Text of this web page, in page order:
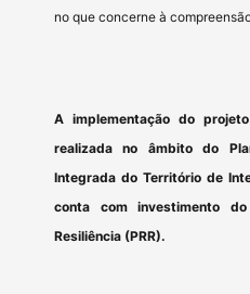
no que concerne à
A implementação do
realizada no âmbito do
Integrada do Território de
conta com investimento
Resiliência (PRR).